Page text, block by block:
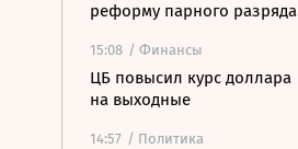
реформу парного разряда
15:08 / Финансы
ЦБ повысил курс доллара
на выходные
14:57 / Политика